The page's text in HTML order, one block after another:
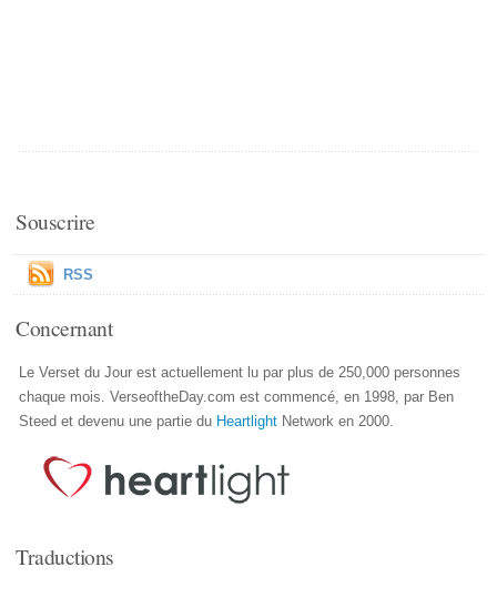
Souscrire
RSS
Concernant
Le Verset du Jour est actuellement lu par plus de 250,000 personnes
chaque mois. VerseoftheDay.com est commencé, en 1998, par Ben
Steed et devenu une partie du Heartlight Network en 2000.
Traductions